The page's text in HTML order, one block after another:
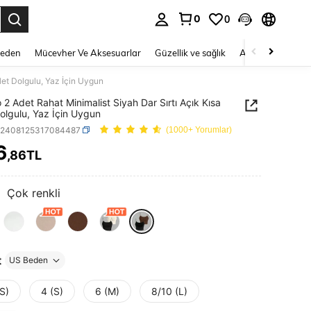
0 0
Mücevher Ve Aksesuarlar Güzellik ve sağlık Ayakkabı
Dolgulu, Yaz İçin Uygun
2 Adet Rahat Minimalist Siyah Dar Sırtı Açık Kısa
Yaz İçin Uygun
(1000+ Yorumlar)
AND AVAILABILITY
,86TL
Çok renkli
US Beden
4 (S) 6 (M) 8/10 (L)